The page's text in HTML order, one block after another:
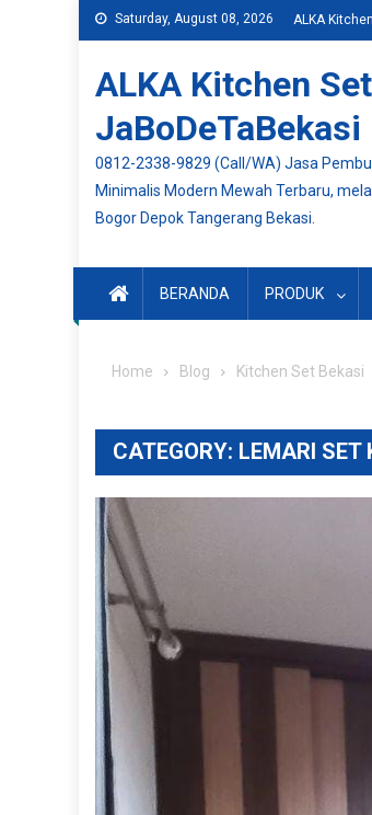
Saturday, August 08, 2026 ALKA
ALKA Kitchen Set
JaBoDeTaBekasi
0812-2338-9829 (Call/WA) Jasa
Minimalis Modern Mewah Terbaru,
Bogor Depok Tangerang Bekasi.
BERANDA PRODUK
Home Blog Kitchen Set Bekasi
CATEGORY: LEMARI SET